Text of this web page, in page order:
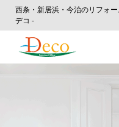
西条・新居浜・今治のリフォ
デコ -